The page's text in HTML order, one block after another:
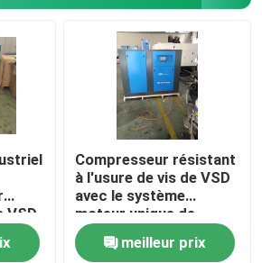
VSD
Compresseur résistant
à l'usure de vis de VSD
avec le système
moteur unique de
garde
meilleur prix